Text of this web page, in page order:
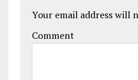
Your email address will
Comment